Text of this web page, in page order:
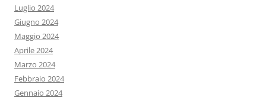
Luglio 2024
Giugno 2024
Maggio 2024
Aprile 2024
Marzo 2024
Febbraio 2024
Gennaio 2024